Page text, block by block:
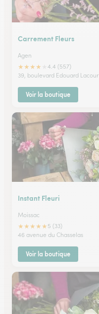
Carrement Fleurs
Agen
★★★★
4.4 (557)
39, boulevard Edouard Lacour
Voir la boutique
Instant Fleuri
Moissac
★★★★★ 5 (33)
46 avenue du Chasselas
Voir la boutique